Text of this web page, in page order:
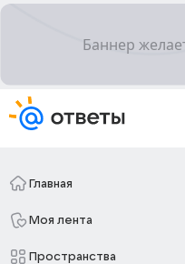
Главная
Моя лента
Пространства